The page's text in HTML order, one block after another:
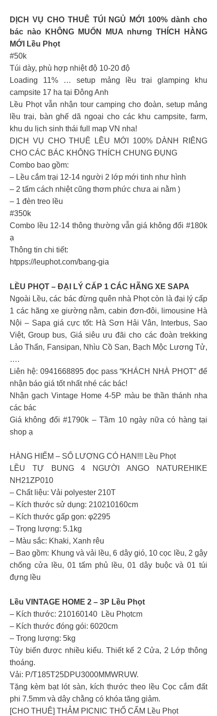
DỊCH VỤ CHO THUÊ TÚI NGỦ MỚI 100% dành cho
bác nào KHÔNG MUỐN MUA nhưng THÍCH HÀNG
MỚI Lều Phọt
#50k
Túi dày, phù hợp nhiệt độ 10-20 độ
Loading 11% … setup mảng lều trại glamping khu
campsite 17 ha tại Đông Anh
Lều Phọt vẫn nhận tour camping cho đoàn, setup mảng
lều trại, bàn ghế dã ngoại cho các khu campsite, farm,
khu du lịch sinh thái full map VN nha!
DỊCH VỤ CHO THUÊ LỀU MỚI 100% DÀNH RIÊNG
CHO CÁC BÁC KHÔNG THÍCH CHUNG ĐỤNG
Combo bao gồm:
– Lều cắm trại 12-14 người 2 lớp mới tinh như hình
– 2 tấm cách nhiệt cũng thơm phức chưa ai nằm )
– 1 đèn treo lều
#350k
Combo lều 12-14 thông thường vẫn giá không đổi #180k
ạ
Thông tin chi tiết:
htpps://leuphot.com/bang-gia
LỀU PHỌT – ĐẠI LÝ CẤP 1 CÁC HÃNG XE SAPA
Ngoài Lều, các bác đừng quên nhà Phọt còn là đại lý cấp
1 các hãng xe giường nằm, cabin đơn-đôi, limousine Hà
Nội – Sapa giá cực tốt: Hà Sơn Hải Vân, Interbus, Sao
Việt, Group bus, Giá siêu ưu đãi cho các đoàn trekking
Lảo Thẩn, Fansipan, Nhìu Cồ San, Bạch Mộc Lương Tử,
….
Liên hệ: 0941668895 đọc pass “KHÁCH NHÀ PHỌT” để
nhận báo giá tốt nhất nhé các bác!
Nhận gạch Vintage Home 4-5P màu be thần thánh nha
các bác
Giá không đổi #1790k – Tầm 10 ngày nữa có hàng tại
shop ạ
HÀNG HIẾM – SỐ LƯỢNG CÓ HẠN!!! Lều Phọt
LỀU TỰ BUNG 4 NGƯỜI ANGO NATUREHIKE
NH21ZP010
– Chất liệu: Vải polyester 210T
– Kích thước sử dụng: 210210160cm
– Kích thước gấp gọn: φ2295
– Trọng lượng: 5.1kg
– Màu sắc: Khaki, Xanh rêu
– Bao gồm: Khung và vải lều, 6 dây gió, 10 cọc lều, 2 gậy
chống cửa lều, 01 tấm phủ lều, 01 dây buộc và 01 túi
đựng lều
Lều VINTAGE HOME 2 – 3P Lều Phọt
– Kích thước: 210160140 Lều Phọtcm
– Kích thước đóng gói: 6020cm
– Trọng lượng: 5kg
Tùy biến được nhiều kiểu. Thiết kế 2 Cửa, 2 Lớp thông
thoáng.
Vải: P/T185T25DPU3000MMWRUW.
Tặng kèm bạt lót sàn, kích thước theo lều Cọc cắm đất
phi 7.5mm và dây chằng có khóa tăng giảm.
[CHO THUÊ] THẢM PICNIC THỔ CẨM Lều Phọt